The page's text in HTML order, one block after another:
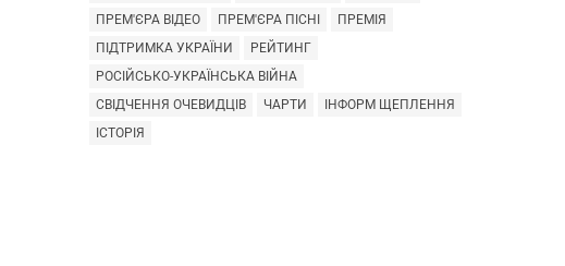
ПРЕМ'ЄРА ВІДЕО
ПРЕМ'ЄРА ПІСНІ
ПРЕМІЯ
ПІДТРИМКА УКРАЇНИ
РЕЙТИНГ
РОСІЙСЬКО-УКРАЇНСЬКА ВІЙНА
СВІДЧЕННЯ ОЧЕВИДЦІВ
ЧАРТИ
ІНФОРМ ЩЕПЛЕННЯ
ІСТОРІЯ